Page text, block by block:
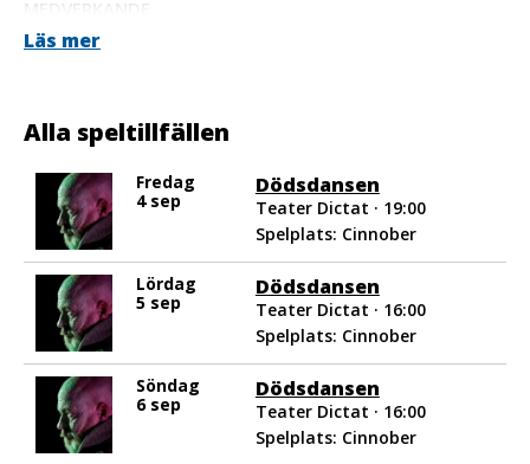
Alex – Folke Narin
Edgar – Johan Svensson
Regi och bearbetning: Matthew Short
Översättning: Johan Svensson
Dramaturgi: Sofia Bagge
Producent: Andreas Luukinen
Producent: Hampus Rudqvist
Foto: Viktor Jonsson
Läs mer
Alla speltillfällen
Fredag
4 sep
Dödsdansen
Teater Dictat · 19:00
Spelplats: Cinnober
Lördag
5 sep
Dödsdansen
Teater Dictat · 16:00
Spelplats: Cinnober
Söndag
6 sep
Dödsdansen
Teater Dictat · 16:00
Spelplats: Cinnober